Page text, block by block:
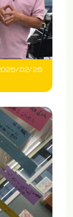
02/26